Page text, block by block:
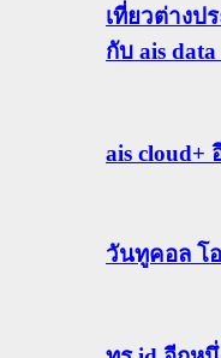
เที่ยวต่างป
กับ ais
ais cloud+
วันทูคอล โ